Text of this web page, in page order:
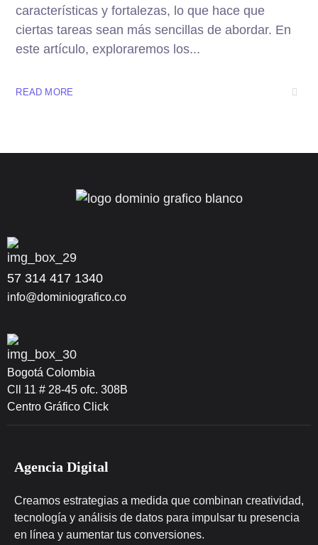
características y fortalezas, lo que hace que
ciertas tareas sean más sencillas de abordar. En
este artículo, exploraremos los...
READ MORE
57 314 417 1340
info@dominiografico.co
Bogotá Colombia
Cll 11 # 28-45 ofc. 308B
Centro Gráfico Click
Agencia Digital
Creamos estrategias a medida que combinan creatividad,
tecnología y análisis de datos para impulsar tu presencia
en línea y aumentar tus conversiones.